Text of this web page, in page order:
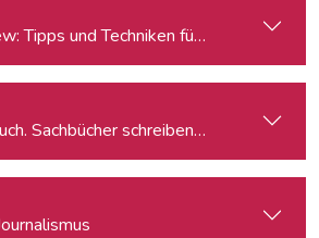
Tipps und Techniken für TV und Web
Sachbücher schreiben für